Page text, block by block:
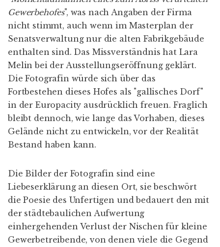
Gewerbehofes", was nach Angaben der Firma
nicht stimmt, auch wenn im Masterplan der
Senatsverwaltungnur die alten Fabrikgebäude
enthalten sind. Das Missverständnis hat Lara
Melin bei der Ausstellungseröffnung geklärt.
Die Fotografin würde sich über das
Fortbestehen dieses Hofes als "gallisches Dorf"
in der Europacity ausdrücklich freuen. Fraglich
bleibt dennoch, wie lange das Vorhaben, dieses
Gelände nicht zu entwickeln, vor der Realität
Bestand haben kann.
Die Bilder der Fotografin sind eine
Liebeserklärung an diesen Ort, sie beschwört
die Poesie des Unfertigen und bedauert den mit
der städtebaulichen Aufwertung
einhergehenden Verlust der Nischen für kleine
Gewerbetreibende, von denen viele die Gegend